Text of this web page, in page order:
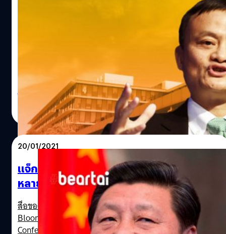
บทเรียนชีวิต Jack Ma ‘สมัครงาน 30 ครั้งแต่
ถูกปฏิเสธ’ ก่อนเป็นบุคคลที่รวยที่สุดในจีน
ในปี 1995 ผู้ประกอบการธุรกิจผู้เต็มไปด้วยไฟแห่งความ
ทะเยอทะยานชื่อ แจ็ก หม่า (Jack Ma) ได้เดินทางมายัง
ประเทศสหรัฐอเมริกา เขามีความฝันอันยิ่งใหญ่ที่จะเกี่ยวกับ
อินเทอร์เน็ต ตอนนั้นเขาพยายามหาข้อมูลเกี่ยวกับประเทศจีน
ซึ่งเป็นบ้านเกิดของเขาแต่กลับแทบไม่เจออะไรเลย นั่นย่ิงทำให้
ความสนใจของเขาเกี่ยวกับอินเทอร์เน็ตมีมากขึ้นไปอีก เขากับ
เพื่อน ๆ เลยตัดสินใจสร้างเว็บไซต์แรกที่เกี่ยวกับประเทศจีนขึ้น
มาชื่อว่า chinapages.com โดยภายในบ่ายวันเดียวกันนั้นก็มี
นักลงทุนชาวจีนติดต่อมาเกี่ยวกับโปรเจกต์ที่เขาทำอยู่ ภายใน
เวลา 3 ปีพวกเขาสร้างรายได้ประมาณ 800,000 เหรียญ (หรือ
ประมาณ 27 ล้านบาท) ต่อจากนั้นบริษัทของเขาก็ทำงานกับ
บริษัทสัญชาติจีนเป็นส่วนใหญ่ แต่ตัวบริษัทยังตั้งอยู่ที่อเมริกา
เขาทำเงินได้มากมายแต่พอปี 1999 เขาตัดสินใจทำบางอย่างที่
ใหญ่ขึ้นอีกนั่นก็คือการสร้างร้านค้าออนไลน์แบบ B2B ของ
เอเชียที่ประเทศจีน เพราะช่วงเวลานั้นโรงงานทั้งหลายใน
ประเทศจีนกำลังได้รับความสนใจจากทั่วทุกแห่งของโลก เขา
โสภณ ศุภมั่งมี| 1657 days ago
Read More
20/01/2021
แจ็ก หม่า กลับมาทาง VDO ในรอบ 3 เดือน!
หลายฝ่ายคาดอัดเทปไว้นานแล้ว
สื่อของรัฐบาลจีน Global Times และสื่อต่างประเทศ
Bloomberg รายงานว่าแจ็ก หม่าได้ปรากฏตัวใน Video
Conference เพื่อพูดคุยกับเหล่าคุณครูกว่าร้อยคนในหมู่บ้าน